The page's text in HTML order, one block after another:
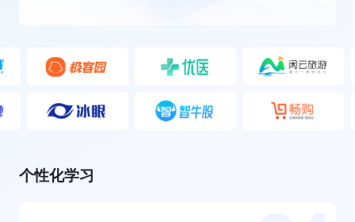
个性化学习